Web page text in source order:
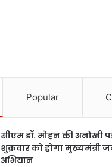
Popular
सीएम डॉ. मोहन की अनोखी
शुक्रवार को होगा मुख्यमंत्री
अभियान